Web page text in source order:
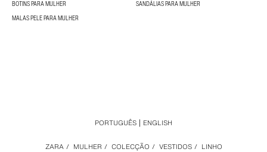
BOTINS PARA MULHER
SANDÁLIAS PARA MULHER
MALAS PELE PARA MULHER
ZARA / MULHER / COLECÇÃO / VESTIDOS / LINHO
PORTUGUÊS ENGLISH